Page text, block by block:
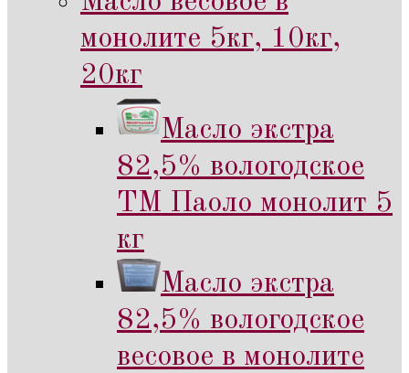
монолите 5кг, 10кг,
20кг
Масло экстра
82,5% вологодское
ТМ Паоло монолит 5
кг
Масло экстра
82,5% вологодское
весовое в монолите